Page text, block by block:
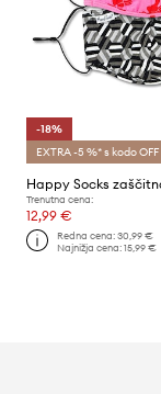
-18%
EXTRA -5 %* s kodo OFF
Trenutna cena:
12,99 €
Redna cena:30,99 €
Najnižja cena:15,99 €